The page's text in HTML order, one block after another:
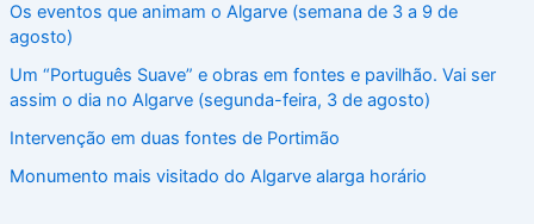
Os eventos que animam o Algarve (semana de 3 a 9 de
agosto)
Um “Português Suave” e obras em fontes e pavilhão. Vai ser
assim o dia no Algarve (segunda-feira, 3 de agosto)
Intervenção em duas fontes de Portimão
Monumento mais visitado do Algarve alarga horário